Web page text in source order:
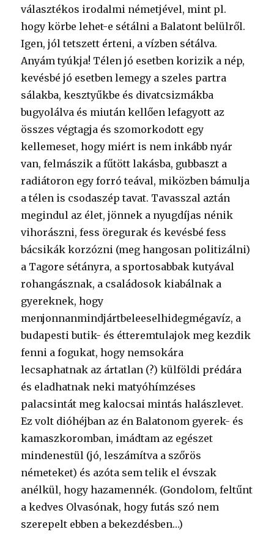
választékos irodalmi németjével, mint pl.
hogy körbe lehet-e sétálni a Balatont belülről.
Igen, jól tetszett érteni, a vízben sétálva.
Anyám tyúkja! Télen jó esetben korizik a nép,
kevésbé jó esetben lemegy a szeles partra
sálakba, kesztyűkbe és divatcsizmákba
bugyolálva és miután kellően lefagyott az
összes végtagja és szomorkodott egy
kellemeset, hogy miért is nem inkább nyár
van, felmászik a fűtött lakásba, gubbaszt a
radiátoron egy forró teával, miközben bámulja
a télen is csodaszép tavat. Tavasszal aztán
megindul az élet, jönnek a nyugdíjas nénik
vihorászni, fess öregurak és kevésbé fess
bácsikák korzózni (meg hangosan politizálni)
a Tagore sétányra, a sportosabbak kutyával
rohangásznak, a családosok kiabálnak a
gyereknek, hogy
menjonnanmindjártbeleeselhidegmégavíz, a
budapesti butik- és étteremtulajok meg kezdik
fenni a fogukat, hogy nemsokára
lecsaphatnak az ártatlan (?) külföldi prédára
és eladhatnak neki matyóhímzéses
palacsintát meg kalocsai mintás halászlevet.
Ez volt dióhéjban az én Balatonom gyerek- és
kamaszkoromban, imádtam az egészet
mindenestül (jó, leszámítva a szőrös
németeket) és azóta sem telik el évszak
anélkül, hogy hazamennék. (Gondolom, feltűnt
a kedves Olvasónak, hogy futás szó nem
szerepelt ebben a bekezdésben…)